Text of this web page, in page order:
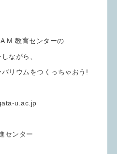
M 教育センターの
ながら、
リウムをつくっちゃおう!
u.ac.jp
センター